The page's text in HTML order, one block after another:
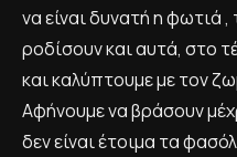
να είναι δυνατή η φωτιά
ροδίσουν και αυτά, στο
και καλύπτουμε με τον
Αφήνουμε να βράσουν
δεν είναι έτοιμα τα